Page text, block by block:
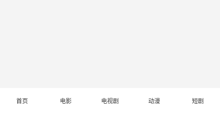
首页 电影 电视剧 动漫 短剧